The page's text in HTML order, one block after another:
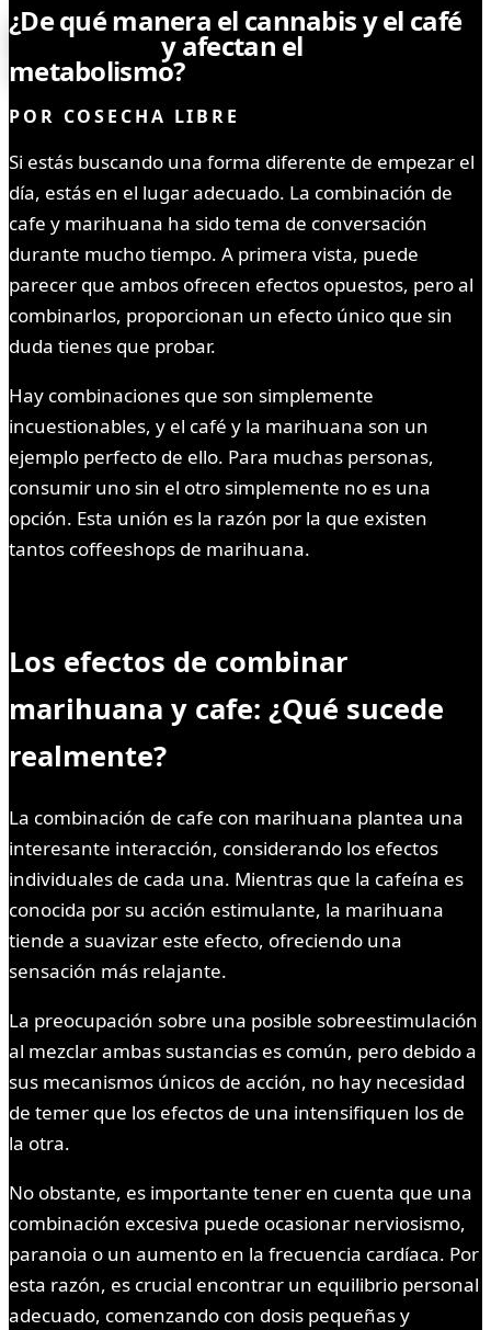
¿De qué manera el cannabis y el café
interactúan y afectan el
metabolismo?
POR COSECHA LIBRE
Si estás buscando una forma diferente de empezar el
día, estás en el lugar adecuado. La combinación de
cafe y marihuana ha sido tema de conversación
durante mucho tiempo. A primera vista, puede
parecer que ambos ofrecen efectos opuestos, pero al
combinarlos, proporcionan un efecto único que sin
duda tienes que probar.
Hay combinaciones que son simplemente
incuestionables, y el café y la marihuana son un
ejemplo perfecto de ello. Para muchas personas,
consumir uno sin el otro simplemente no es una
opción. Esta unión es la razón por la que existen
tantos coffeeshops de marihuana.
Los efectos de combinar
marihuana y cafe: ¿Qué sucede
realmente?
La combinación de cafe con marihuana plantea una
interesante interacción, considerando los efectos
individuales de cada una. Mientras que la cafeína es
conocida por su acción estimulante, la marihuana
tiende a suavizar este efecto, ofreciendo una
sensación más relajante.
La preocupación sobre una posible sobreestimulación
al mezclar ambas sustancias es común, pero debido a
sus mecanismos únicos de acción, no hay necesidad
de temer que los efectos de una intensifiquen los de
la otra.
No obstante, es importante tener en cuenta que una
combinación excesiva puede ocasionar nerviosismo,
paranoia o un aumento en la frecuencia cardíaca. Por
esta razón, es crucial encontrar un equilibrio personal
adecuado, comenzando con dosis pequeñas y